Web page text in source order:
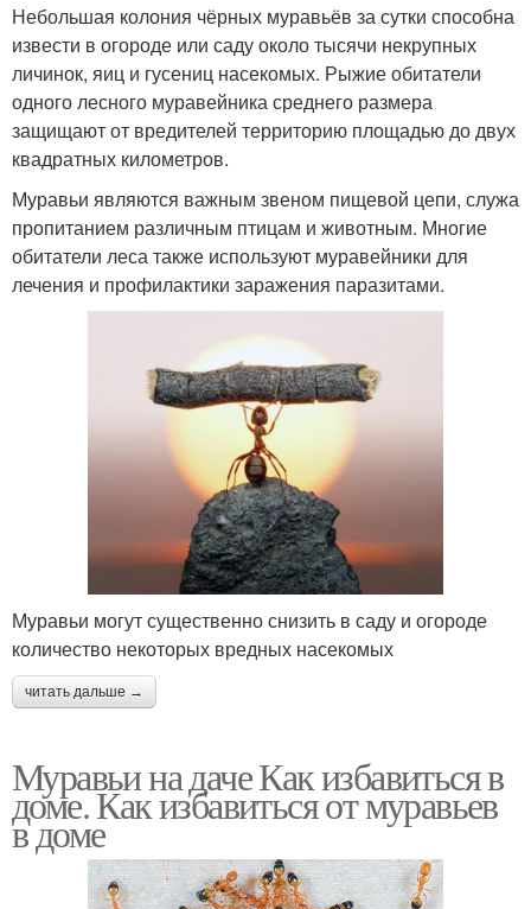
Небольшая колония чёрных муравьёв за сутки способна
извести в огороде или саду около тысячи некрупных
личинок, яиц и гусениц насекомых. Рыжие обитатели
одного лесного муравейника среднего размера
защищают от вредителей территорию площадью до двух
квадратных километров.
Муравьи являются важным звеном пищевой цепи, служа
пропитанием различным птицам и животным. Многие
обитатели леса также используют муравейники для
лечения и профилактики заражения паразитами.
Муравьи могут существенно снизить в саду и огороде
количество некоторых вредных насекомых
читать дальше →
Муравьи на даче Как избавиться в
доме. Как избавиться от муравьев
в доме